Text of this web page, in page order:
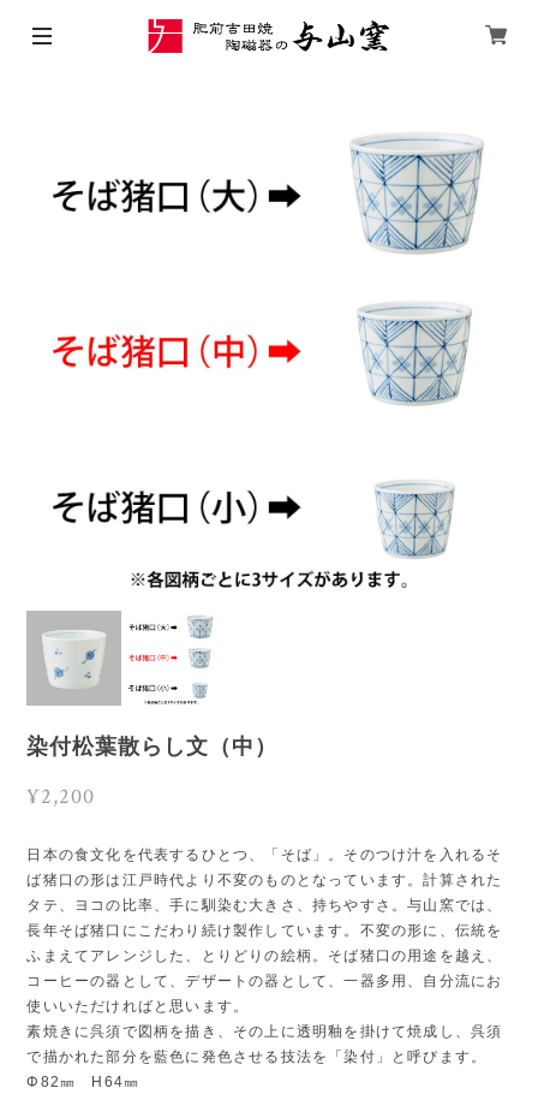
染付松葉散らし文（中）
¥2,200
日本の食文化を代表するひとつ、「そば」。そのつけ汁を入れるそ
ば猪口の形は江戸時代より不変のものとなっています。計算された
タテ、ヨコの比率、手に馴染む大きさ、持ちやすさ。与山窯では、
長年そば猪口にこだわり続け製作しています。不変の形に、伝統を
ふまえてアレンジした、とりどりの絵柄。そば猪口の用途を越え、
コーヒーの器として、デザートの器として、一器多用、自分流にお
使いいただければと思います。
素焼きに呉須で図柄を描き、その上に透明釉を掛けて焼成し、呉須
で描かれた部分を藍色に発色させる技法を「染付」と呼びます。
Φ82㎜ H64㎜